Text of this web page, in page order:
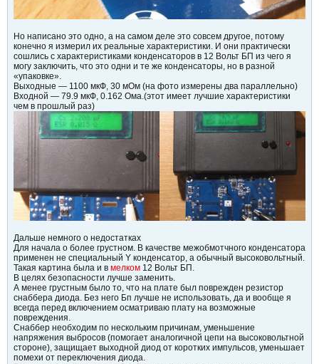
Но написано это одно, а на самом деле это совсем другое, потому
конечно я измерил их реальные характеристики. И они практически
сошлись с характеристиками конденсаторов в 12 Вольт БП из чего я
могу заключить, что это одни и те же конденсаторы, но в разной
«упаковке».
Выходные — 1100 мкФ, 30 мОм (на фото измерены два параллельно)
Входной — 79.9 мкФ, 0.162 Ома.(этот имеет лучшие характеристики
чем в прошлый раз)
Дальше немного о недостатках
Для начала о более грустном. В качестве межобмотчного конденсатора
применен не специальный Y конденсатор, а обычный высоковольтный.
Такая картина была и в мелком 12 Вольт БП.
В целях безопасности лучше заменить.
А менее грустным было то, что на плате был поврежден резистор
снаббера диода. Без него Бп лучше не использовать, да и вообще я
всегда перед включением осматриваю плату на возможные
повреждения.
Снаббер необходим по нескольким причинам, уменьшение
напряжения выбросов (помогает аналогичной цепи на высоковольтной
стороне), защищает выходной диод от коротких импульсов, уменьшает
помехи от переключения диода.